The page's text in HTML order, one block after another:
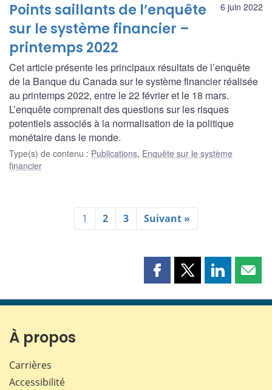
6 juin 2022
Points saillants de l’enquête
sur le système financier –
printemps 2022
Cet article présente les principaux résultats de l’enquête
de la Banque du Canada sur le système financier réalisée
au printemps 2022, entre le 22 février et le 18 mars.
L’enquête comprenait des questions sur les risques
potentiels associés à la normalisation de la politique
monétaire dans le monde.
Type(s) de contenu : Publications, Enquête sur le système
financier
1 2 3 Suivant »
Partager
page
Partager
page
Partager
page page
À propos
Carrières
Accessibilité